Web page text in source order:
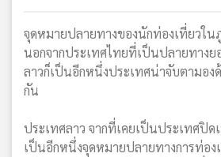
จุดหมายปลายทางของนักท่องเที่ยวใน
นอกจากประเทศไทยที่เป็นปลายทาง
ลาวก็เป็นอีกหนึ่งประเทศน่าจับตามอง
กัน
ประเทศลาว จากที่เคยเป็นประเทศปิ
เป็นอีกหนึ่งจุดหมายปลายทางการท่อง